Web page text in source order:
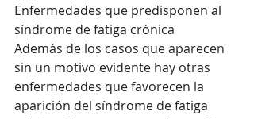
Enfermedades que predisponen al
síndrome de fatiga crónica
Además de los casos que aparecen
sin un motivo evidente hay otras
enfermedades que favorecen la
aparición del síndrome de fatiga